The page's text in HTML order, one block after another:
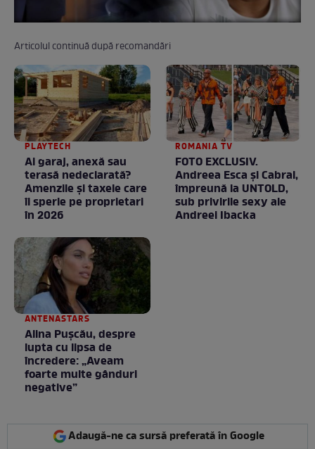
Articolul continuă după recomandări
PLAYTECH
Ai garaj, anexă sau
terasă nedeclarată?
Amenzile și taxele care
îi sperie pe proprietari
în 2026
ROMANIA TV
FOTO EXCLUSIV.
Andreea Esca şi Cabral,
împreună la UNTOLD,
sub privirile sexy ale
Andreei Ibacka
ANTENASTARS
Alina Pușcău, despre
lupta cu lipsa de
încredere: „Aveam
foarte multe gânduri
negative”
Adaugă-ne ca sursă preferată în Google